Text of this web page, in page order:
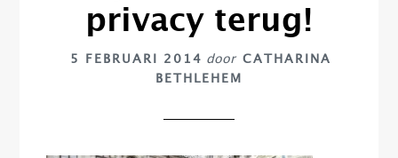
privacy terug!
5 FEBRUARI 2014 door CATHARINA
BETHLEHEM